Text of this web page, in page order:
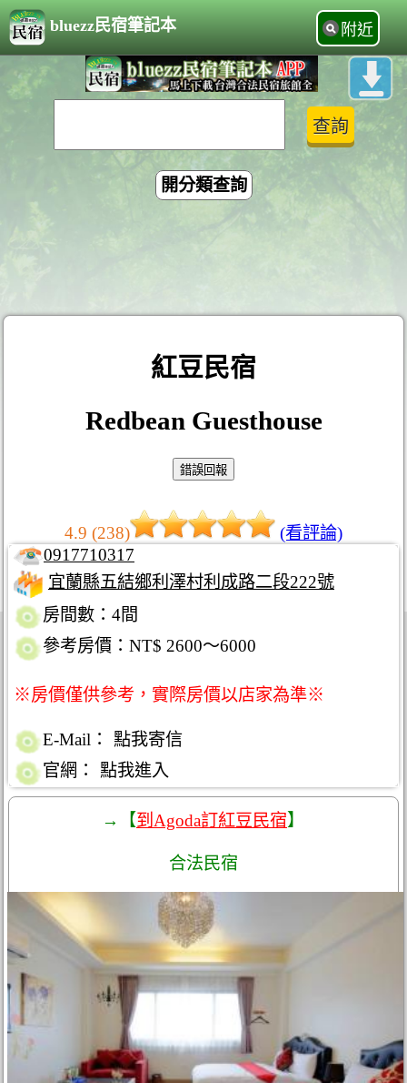
bluezz民宿筆記本 附近
開分類查詢
紅豆民宿
Redbean Guesthouse
4.9 (238)
(看評論)
0917710317
宜蘭縣五結鄉利澤村利成路二段222號
房間數：4間
參考房價：NT$ 2600～6000
※房價僅供參考，實際房價以店家為準※
E-Mail：
點我寄信
官網：
點我進入
→【到Agoda訂紅豆民宿】
合法民宿